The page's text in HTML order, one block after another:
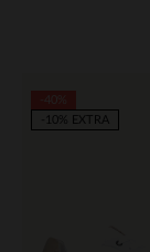
-10% EXTRA